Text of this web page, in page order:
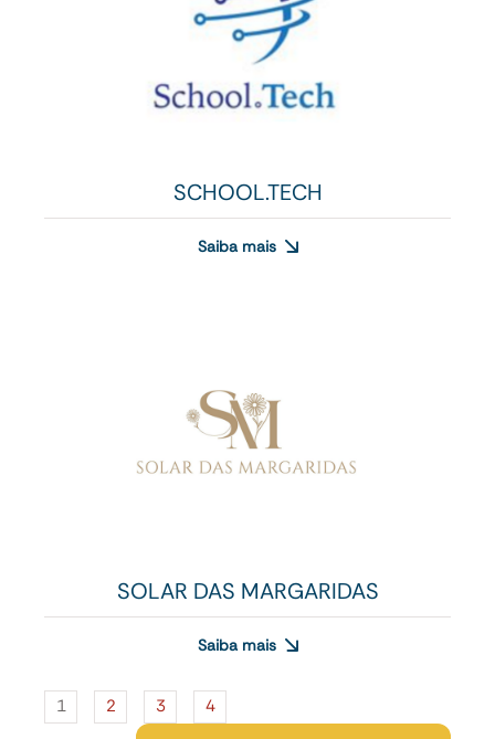
SCHOOL.TECH
Saiba mais
SOLAR DAS MARGARIDAS
Saiba mais
1 2 3 4